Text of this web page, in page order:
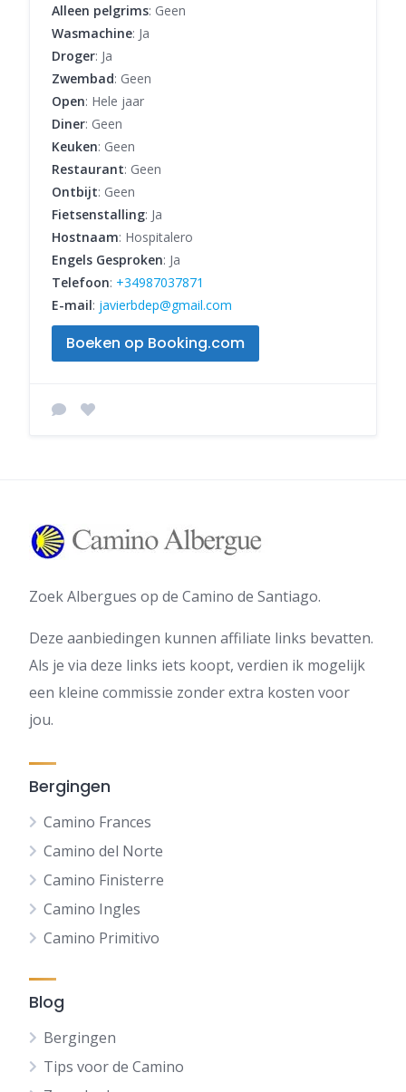
Alleen pelgrims: Geen
Wasmachine: Ja
Droger: Ja
Zwembad: Geen
Open: Hele jaar
Diner: Geen
Keuken: Geen
Restaurant: Geen
Ontbijt: Geen
Fietsenstalling: Ja
Hostnaam: Hospitalero
Engels Gesproken: Ja
Telefoon: +34987037871
E-mail: javierbdep@gmail.com
Boeken op Booking.com
Zoek Albergues op de Camino de Santiago.
Deze aanbiedingen kunnen affiliate links bevatten.
Als je via deze links iets koopt, verdien ik mogelijk
een kleine commissie zonder extra kosten voor
jou.
Bergingen
Camino Frances
Camino del Norte
Camino Finisterre
Camino Ingles
Camino Primitivo
Blog
Bergingen
Tips voor de Camino